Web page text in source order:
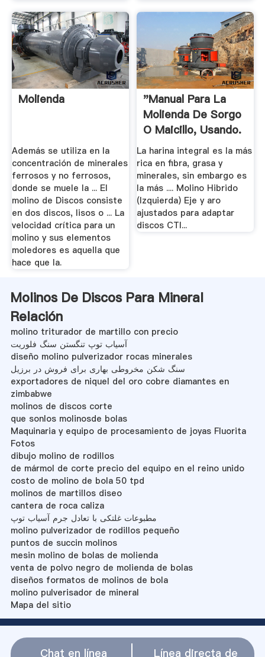
Molienda
Además se utiliza en la
concentración de minerales
ferrosos y no ferrosos,
donde se muele la ... El
molino de Discos consiste
en dos discos, lisos o ... La
velocidad crítica para un
molino y sus elementos
moledores es aquella que
hace que la.
"Manual Para La
Molienda De Sorgo
O Maicillo, Usando.
La harina integral es la más
rica en fibra, grasa y
minerales, sin embargo es
la más .... Molino Hibrido
(Izquierda) Eje y aro
ajustados para adaptar
discos CTI...
Molinos De Discos Para Mineral
Relación
molino triturador de martillo con precio
آسیاب توپ تنگستن سنگ فلوریت
diseño molino pulverizador rocas minerales
سنگ شکن مخروطی بهاری برای فروش در برزیل
exportadores de niquel del oro cobre diamantes en
zimbabwe
molinos de discos corte
que sonlos molinosde bolas
Maquinaria y equipo de procesamiento de joyas Fluorita
Fotos
dibujo molino de rodillos
de mármol de corte precio del equipo en el reino unido
costo de molino de bola 50 tpd
molinos de martillos diseo
cantera de roca caliza
مطبوعات غلتکی با تعادل جرم آسیاب توپ
molino pulverizador de rodillos pequeño
puntos de succin molinos
mesin molino de bolas de molienda
venta de polvo negro de molienda de bolas
diseños formatos de molinos de bola
molino pulverisador de mineral
Mapa del sitio
Chat en línea Línea directa de